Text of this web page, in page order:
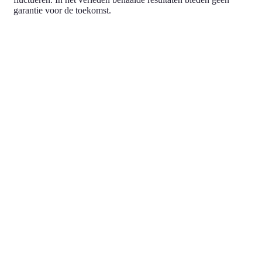
garantie voor de toekomst.